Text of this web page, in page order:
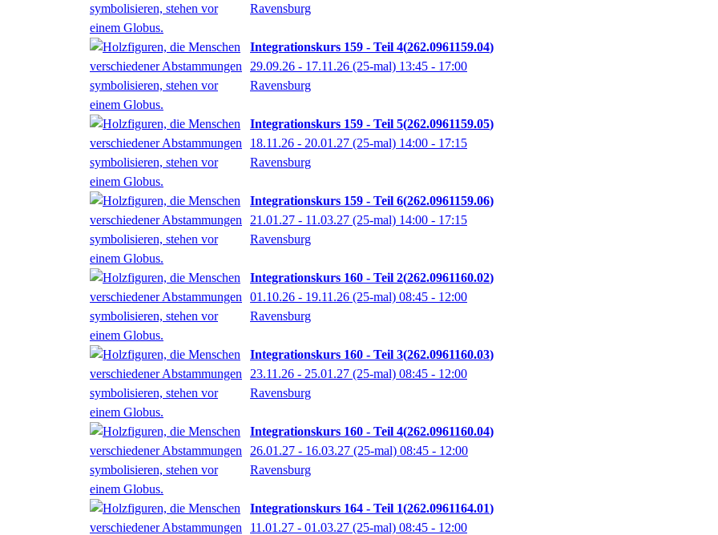
Ravensburg
Integrationskurs 159 - Teil 4 262.0961159.04
29.09.26 - 17.11.26 (25-mal) 13:45 - 17:00
Ravensburg
Integrationskurs 159 - Teil 5 262.0961159.05
18.11.26 - 20.01.27 (25-mal) 14:00 - 17:15
Ravensburg
Integrationskurs 159 - Teil 6 262.0961159.06
21.01.27 - 11.03.27 (25-mal) 14:00 - 17:15
Ravensburg
Integrationskurs 160 - Teil 2 262.0961160.02
01.10.26 - 19.11.26 (25-mal) 08:45 - 12:00
Ravensburg
Integrationskurs 160 - Teil 3 262.0961160.03
23.11.26 - 25.01.27 (25-mal) 08:45 - 12:00
Ravensburg
Integrationskurs 160 - Teil 4 262.0961160.04
26.01.27 - 16.03.27 (25-mal) 08:45 - 12:00
Ravensburg
Integrationskurs 164 - Teil 1 262.0961164.01
11.01.27 - 01.03.27 (25-mal) 08:45 - 12:00